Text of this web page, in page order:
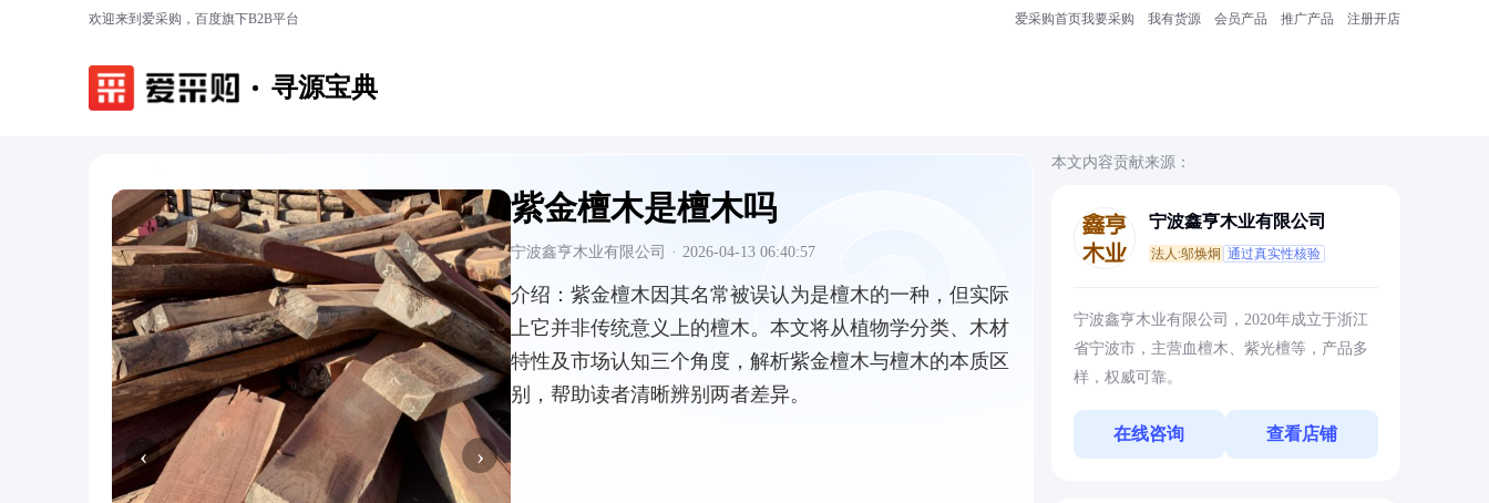
欢迎来到爱采购，百度旗下B2B平台 爱采购首页我要采购 我有货源 会员产品 推广产品 注册开店
寻源宝典
‹ ›
紫金檀木是檀木吗
宁波鑫亨木业有限公司 · 2026-04-13 06:40:57
介绍： 紫金檀木因其名常被误认为是檀木的一种，但实际
上它并非传统意义上的檀木。本文将从植物学分类、木材
特性及市场认知三个角度，解析紫金檀木与檀木的本质区
别，帮助读者清晰辨别两者差异。
本文内容贡献来源：
宁波鑫亨木业有限公司
法人:邬焕炯 通过真实性核验
宁波鑫亨木业有限公司，2020年成立于浙江
省宁波市，主营血檀木、紫光檀等，产品多
样，权威可靠。
在线咨询 查看店铺